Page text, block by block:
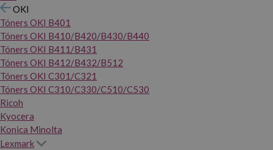
OKI
Tóners OKI B401
Tóners OKI B410/B420/B430/B440
Tóners OKI B411/B431
Tóners OKI B412/B432/B512
Tóners OKI C301/C321
Tóners OKI C310/C330/C510/C530
Ricoh
Kyocera
Konica Minolta
Lexmark